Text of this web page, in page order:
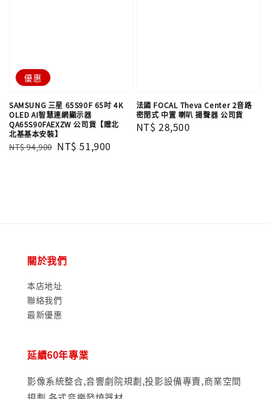
優惠
SAMSUNG 三星 65S90F 65吋 4K
OLED AI智慧連網顯示器
QA65S90FAEXZW 公司貨【贈北
北基基本安裝】
Regular
NT$ 94,900 Sale
NT$ 51,900
法國 FOCAL Theva Center 2音路
密閉式 中置 喇叭 揚聲器 公司貨
Regular
NT$ 28,500
關於我們
本店地址
聯絡我們
最新優惠
延續60年專業
影像系統整合,音響劇院規劃,投影設備專賣,商業空間